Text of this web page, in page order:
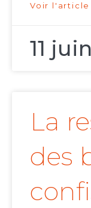
Voir l'article
11
La
des